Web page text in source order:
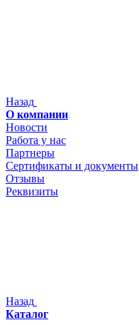
Назад
О компании
Новости
Работа у нас
Партнеры
Сертификаты и документы
Отзывы
Реквизиты
Назад
Каталог